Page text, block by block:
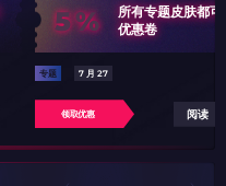
5%
所有专题皮肤都
优惠卷
专题 7 月 27
领取优惠 阅读